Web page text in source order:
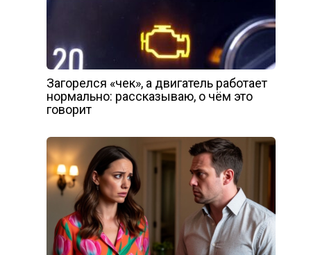
Загорелся «чек», а двигатель работает
нормально: рассказываю, о чём это
говорит